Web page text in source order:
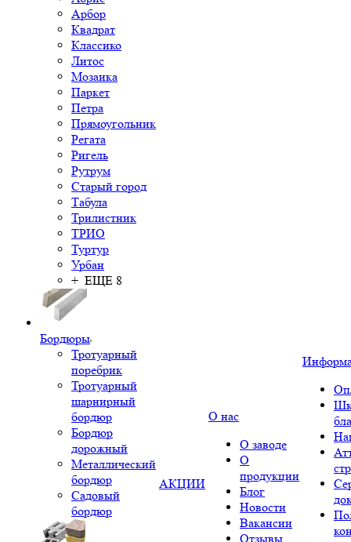
Арбор
Квадрат
Классико
Литос
Мозаика
Паркет
Петра
Прямоугольник
Регата
Ригель
Рутрум
Старый город
Табула
Трилистник
ТРИО
Туртур
Урбан
+ ЕЩЕ 8
Бордюры
Тротуарный
поребрик
Тротуарный
шарнирный
бордюр
Бордюр
дорожный
Металлический
бордюр
Садовый
бордюр
АКЦИИ
О нас
О заводе
О
продукции
Блог
Новости
Вакансии
Отзывы